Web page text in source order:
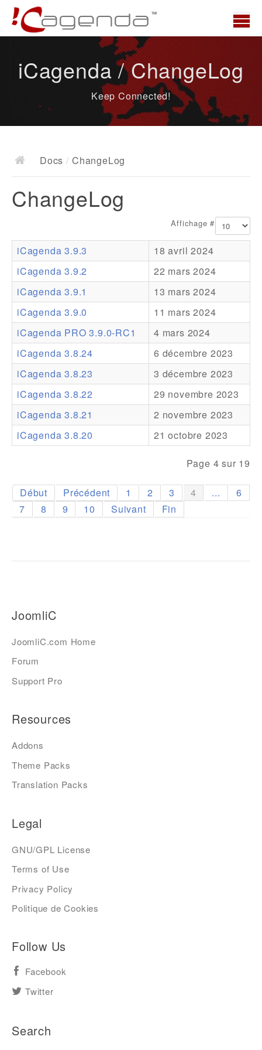
News
Docs
Documentation
Ressources
Addons
Theme Packs
Translation Packs
Support
Forum
Support Pro
iCagenda / ChangeLog
Keep Connected!
Docs / ChangeLog
ChangeLog
Affichage #
iCagenda 3.9.3
18 avril 2024
iCagenda 3.9.2
22 mars 2024
iCagenda 3.9.1
13 mars 2024
iCagenda 3.9.0
11 mars 2024
iCagenda PRO 3.9.0-RC1
4 mars 2024
iCagenda 3.8.24
6 décembre 2023
iCagenda 3.8.23
3 décembre 2023
iCagenda 3.8.22
29 novembre 2023
iCagenda 3.8.21
2 novembre 2023
iCagenda 3.8.20
21 octobre 2023
Page 4 sur 19
Début Précédent 1 2 3 4 ...
6
7
8 9 10 Suivant Fin
JoomliC
JoomliC.com Home
Forum
Support Pro
Resources
Addons
Theme Packs
Translation Packs
Legal
GNU/GPL License
Terms of Use
Privacy Policy
Politique de Cookies
Follow Us
Facebook
Twitter
Search